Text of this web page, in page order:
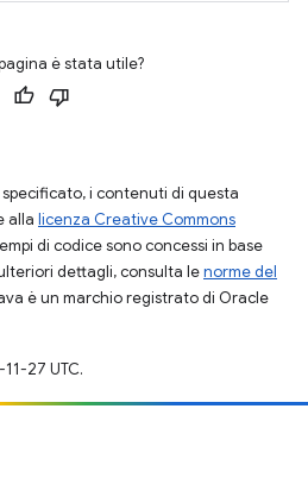
è stata utile?
i contenuti di questa
alla licenza Creative Commons
di codice sono concessi in base
dettagli, consulta lenorme del
è un marchio registrato di Oracle
27 UTC.